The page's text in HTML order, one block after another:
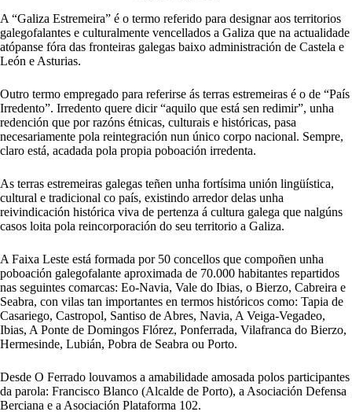
A “Galiza Estremeira” é o termo referido para designar aos territorios
galegofalantes e culturalmente vencellados a Galiza que na actualidade
atópanse fóra das fronteiras galegas baixo administración de Castela e
León e Asturias.
Outro termo empregado para referirse ás terras estremeiras é o de “País
Irredento”. Irredento quere dicir “aquilo que está sen redimir”, unha
redención que por razóns étnicas, culturais e históricas, pasa
necesariamente pola reintegración nun único corpo nacional. Sempre,
claro está, acadada pola propia poboación irredenta.
As terras estremeiras galegas teñen unha fortísima unión lingüística,
cultural e tradicional co país, existindo arredor delas unha
reivindicación histórica viva de pertenza á cultura galega que nalgúns
casos loita pola reincorporación do seu territorio a Galiza.
A Faixa Leste está formada por 50 concellos que compoñen unha
poboación galegofalante aproximada de 70.000 habitantes repartidos
nas seguintes comarcas: Eo-Navia, Vale do Ibias, o Bierzo, Cabreira e
Seabra, con vilas tan importantes en termos históricos como: Tapia de
Casariego, Castropol, Santiso de Abres, Navia, A Veiga-Vegadeo,
Ibias, A Ponte de Domingos Flórez, Ponferrada, Vilafranca do Bierzo,
Hermesinde, Lubián, Pobra de Seabra ou Porto.
Desde O Ferrado louvamos a amabilidade amosada polos participantes
da parola: Francisco Blanco (Alcalde de Porto), a Asociación Defensa
Berciana e a Asociación Plataforma 102.